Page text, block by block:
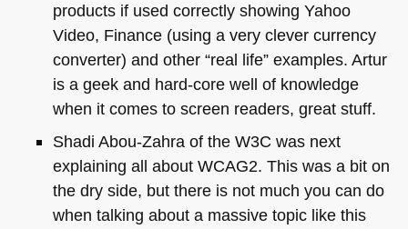
products if used correctly showing Yahoo
Video, Finance (using a very clever currency
converter) and other “real life” examples. Artur
is a geek and hard-core well of knowledge
when it comes to screen readers, great stuff.
Shadi Abou-Zahra of the W3C was next
explaining all about WCAG2. This was a bit on
the dry side, but there is not much you can do
when talking about a massive topic like this